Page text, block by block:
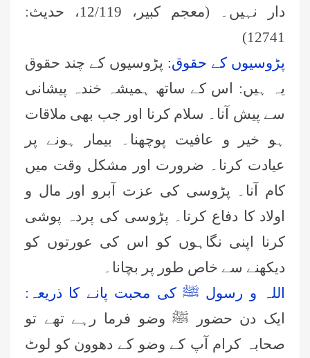
دار نہیں۔ (معجم کبیر، 12/119، حدیث:
12741)
پڑوسیوں کے حقوق: پڑوسیوں کے چند حقوق
یہ ہیں: اس کے ساتھ ہمیشہ خندہ پیشانی
سے پیش آنا۔ سلام کرنا اور جب بھی ملاقات
ہو خیر و عافیت پوچھنا۔ بیمار ہونے پر
عیادت کرنا۔ ضرورت اور مشکل وقت میں
کام آنا۔ پڑوسی کی عزت آبرو اور مال و
اولاد کا دفاع کرنا۔ پڑوسی کی پردہ پوشی
کرنا اپنی نگاہوں کو اس کی عورتوں کو
دیکھنے سے خاص طور پر بچانا۔
اللہ و رسول ﷺ کی محبت پانے کا ذریعہ:
ایک دن حضور ﷺ وضو فرما رہے تھے تو
صحابہ کرام آپ کے وضو کے دھوون کو لوٹ